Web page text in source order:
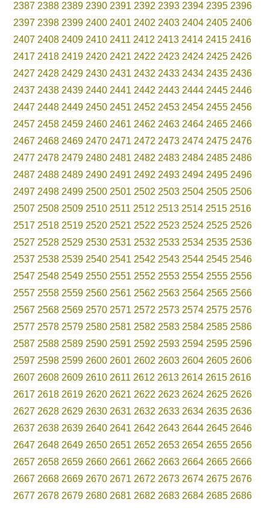
2387 2388 2389 2390 2391 2392 2393 2394 2395 2396
2397 2398 2399 2400 2401 2402 2403 2404 2405 2406
2407 2408 2409 2410 2411 2412 2413 2414 2415 2416
2417 2418 2419 2420 2421 2422 2423 2424 2425 2426
2427 2428 2429 2430 2431 2432 2433 2434 2435 2436
2437 2438 2439 2440 2441 2442 2443 2444 2445 2446
2447 2448 2449 2450 2451 2452 2453 2454 2455 2456
2457 2458 2459 2460 2461 2462 2463 2464 2465 2466
2467 2468 2469 2470 2471 2472 2473 2474 2475 2476
2477 2478 2479 2480 2481 2482 2483 2484 2485 2486
2487 2488 2489 2490 2491 2492 2493 2494 2495 2496
2497 2498 2499 2500 2501 2502 2503 2504 2505 2506
2507 2508 2509 2510 2511 2512 2513 2514 2515 2516
2517 2518 2519 2520 2521 2522 2523 2524 2525 2526
2527 2528 2529 2530 2531 2532 2533 2534 2535 2536
2537 2538 2539 2540 2541 2542 2543 2544 2545 2546
2547 2548 2549 2550 2551 2552 2553 2554 2555 2556
2557 2558 2559 2560 2561 2562 2563 2564 2565 2566
2567 2568 2569 2570 2571 2572 2573 2574 2575 2576
2577 2578 2579 2580 2581 2582 2583 2584 2585 2586
2587 2588 2589 2590 2591 2592 2593 2594 2595 2596
2597 2598 2599 2600 2601 2602 2603 2604 2605 2606
2607 2608 2609 2610 2611 2612 2613 2614 2615 2616
2617 2618 2619 2620 2621 2622 2623 2624 2625 2626
2627 2628 2629 2630 2631 2632 2633 2634 2635 2636
2637 2638 2639 2640 2641 2642 2643 2644 2645 2646
2647 2648 2649 2650 2651 2652 2653 2654 2655 2656
2657 2658 2659 2660 2661 2662 2663 2664 2665 2666
2667 2668 2669 2670 2671 2672 2673 2674 2675 2676
2677 2678 2679 2680 2681 2682 2683 2684 2685 2686